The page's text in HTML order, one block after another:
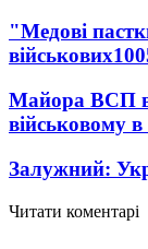
"Медові
військових
Майора ВСП
військовому
Залужний:
Читати коментарі